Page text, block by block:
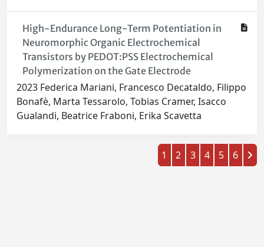
High-Endurance Long-Term Potentiation in
Neuromorphic Organic Electrochemical
Transistors by PEDOT:PSS Electrochemical
Polymerization on the Gate Electrode
2023 Federica Mariani, Francesco Decataldo, Filippo
Bonafè, Marta Tessarolo, Tobias Cramer, Isacco
Gualandi, Beatrice Fraboni, Erika Scavetta
1 2 3 4 5 6